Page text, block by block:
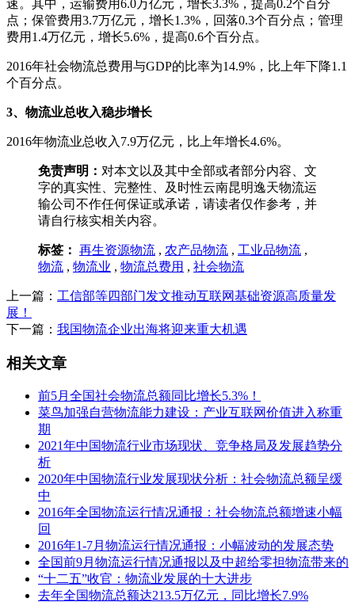
速。其中，运输费用6.0万亿元，增长3.3%，提高0.2个百分
点；保管费用3.7万亿元，增长1.3%，回落0.3个百分点；管理
费用1.4万亿元，增长5.6%，提高0.6个百分点。
2016年社会物流总费用与GDP的比率为14.9%，比上年下降1.1
个百分点。
3、物流业总收入稳步增长
2016年物流业总收入7.9万亿元，比上年增长4.6%。
免责声明： 对本文以及其中全部或者部分内容、文
字的真实性、完整性、及时性云南昆明逸天物流运
输公司不作任何保证或承诺，请读者仅作参考，并
请自行核实相关内容。
标签： 再生资源物流 , 农产品物流 , 工业品物流 ,
物流 , 物流业 , 物流总费用 , 社会物流
上一篇： 工信部等四部门发文推动互联网基础资源高质量发
展！
下一篇： 我国物流企业出海将迎来重大机遇
相关文章
前5月全国社会物流总额同比增长5.3%！
菜鸟加强自营物流能力建设：产业互联网价值进入称重
期
2021年中国物流行业市场现状、竞争格局及发展趋势分
析
2020年中国物流行业发展现状分析：社会物流总额呈缓
中
2016年全国物流运行情况通报：社会物流总额增速小幅
回
2016年1-7月物流运行情况通报：小幅波动的发展态势
全国前9月物流运行情况通报以及中超给零担物流带来的
“十二五”收官：物流业发展的十大进步
去年全国物流总额达213.5万亿元，同比增长7.9%